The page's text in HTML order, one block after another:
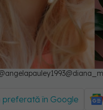
preferată în Google